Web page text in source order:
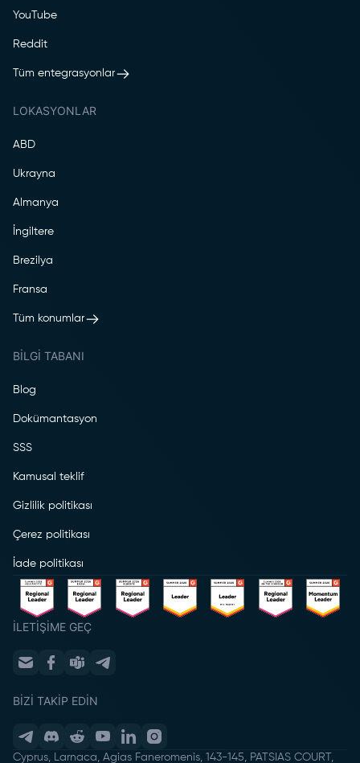
YouTube
Reddit
Tüm entegrasyonlar
LOKASYONLAR
ABD
Ukrayna
Almanya
İngiltere
Brezilya
Fransa
Tüm konumlar
BILGI TABANI
Blog
Dokümantasyon
SSS
Kamusal teklif
Gizlilik politikası
Çerez politikası
İade politikası
İLETIŞIME GEÇ
BIZI TAKIP EDIN
Cyprus, Larnaca, Agias Faneromenis, 143-145, PATSIAS COURT,